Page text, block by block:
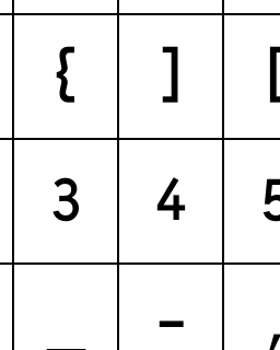
[
}
4
3
,
-